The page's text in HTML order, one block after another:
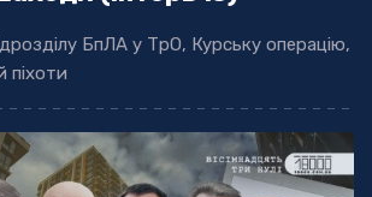
БпЛА у ТрО, Курську операцію,
піхоти